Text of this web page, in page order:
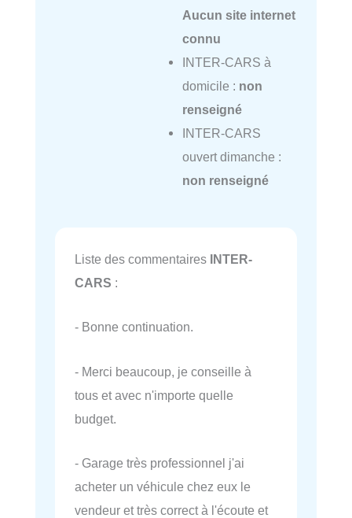
Aucun site internet
connu
INTER-CARS à
domicile : non
renseigné
INTER-CARS
ouvert dimanche :
non renseigné
Liste des commentaires INTER-
CARS :
- Bonne continuation.
- Merci beaucoup, je conseille à
tous et avec n'importe quelle
budget.
- Garage très professionnel j'ai
acheter un véhicule chez eux le
vendeur et très correct à l'écoute et